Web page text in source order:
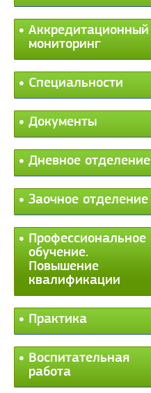
Аккредитационный
мониторинг
Специальности
Документы
Дневное отделение
Заочное отделение
Профессиональное
обучение.
Повышение
квалификации
Практика
Воспитательная
работа